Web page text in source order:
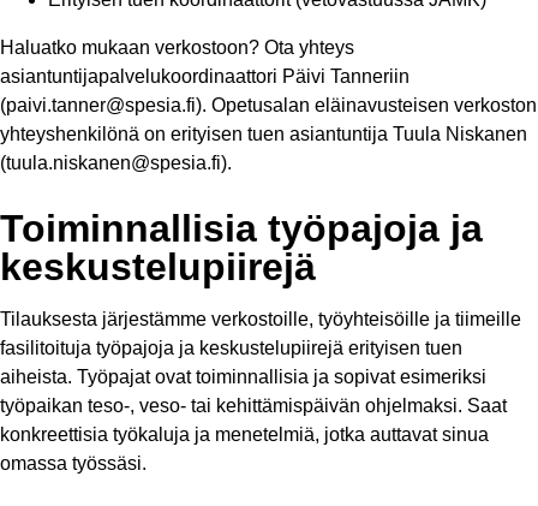
Haluatko mukaan verkostoon? Ota yhteys
asiantuntijapalvelukoordinaattori Päivi Tanneriin
(paivi.tanner@spesia.fi). Opetusalan eläinavusteisen verkoston
yhteyshenkilönä on erityisen tuen asiantuntija Tuula Niskanen
(tuula.niskanen@spesia.fi).
Toiminnallisia työpajoja ja
keskustelupiirejä
Tilauksesta järjestämme verkostoille, työyhteisöille ja tiimeille
fasilitoituja työpajoja ja keskustelupiirejä erityisen tuen
aiheista. Työpajat ovat toiminnallisia ja sopivat esimeriksi
työpaikan teso-, veso- tai kehittämispäivän ohjelmaksi. Saat
konkreettisia työkaluja ja menetelmiä, jotka auttavat sinua
omassa työssäsi.